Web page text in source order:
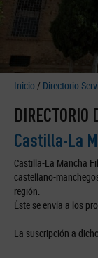
Inicio / Directorio
DIRECTORIO
Castilla-La
Castilla-La Mancha
castellano-
región.
Éste se envía a los
La suscripción a